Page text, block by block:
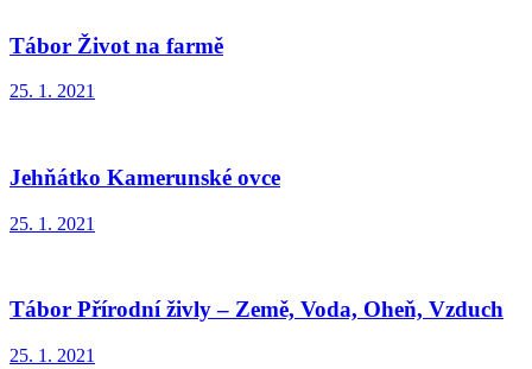
Tábor Život na farmě
25. 1. 2021
Jehňátko Kamerunské ovce
25. 1. 2021
Tábor Přírodní živly – Země, Voda, Oheň, Vzduch
25. 1. 2021